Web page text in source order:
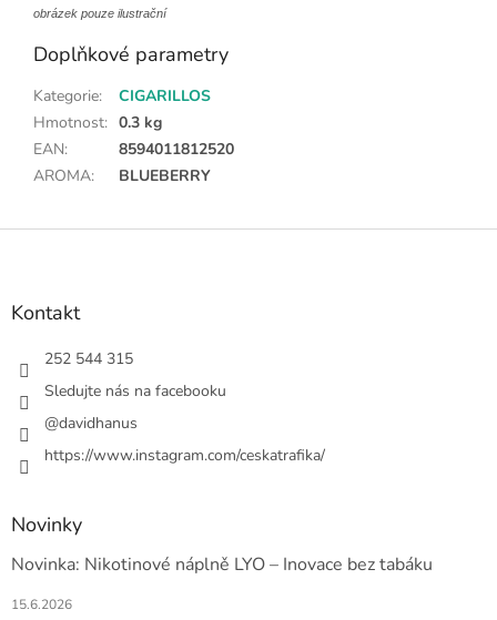
obrázek pouze ilustrační
Doplňkové parametry
Kategorie:
CIGARILLOS
Hmotnost: 0.3 kg
EAN:
8594011812520
AROMA: BLUEBERRY
Z
Kontakt
252 544 315
Sledujte nás na facebooku
@davidhanus
https://www.instagram.com/ceskatrafika/
Novinky
Novinka: Nikotinové náplně LYO – Inovace bez tabáku
15.6.2026